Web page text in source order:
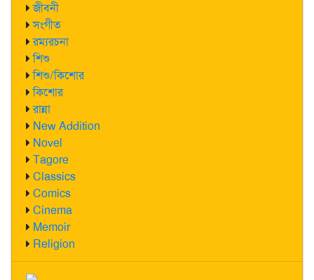
জীবনী
সংগীত
রম্যরচনা
শিশু
শিশু/কিশোর
কিশোর
রান্না
New Addition
Novel
Tagore
Classics
Comics
Cinema
Memoir
Religion